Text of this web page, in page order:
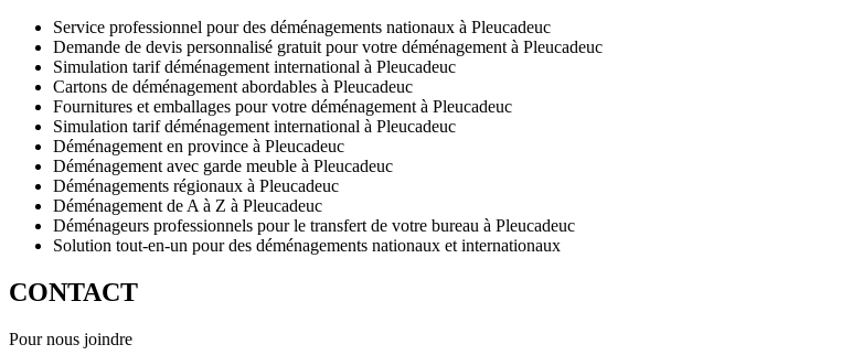
Service professionnel pour des déménagements nationaux à Pleucadeuc
Demande de devis personnalisé gratuit pour votre déménagement à Pleucadeuc
Simulation tarif déménagement international à Pleucadeuc
Cartons de déménagement abordables à Pleucadeuc
Fournitures et emballages pour votre déménagement à Pleucadeuc
Simulation tarif déménagement international à Pleucadeuc
Déménagement en province à Pleucadeuc
Déménagement avec garde meuble à Pleucadeuc
Déménagements régionaux à Pleucadeuc
Déménagement de A à Z à Pleucadeuc
Déménageurs professionnels pour le transfert de votre bureau à Pleucadeuc
Solution tout-en-un pour des déménagements nationaux et internationaux
CONTACT
Pour nous joindre